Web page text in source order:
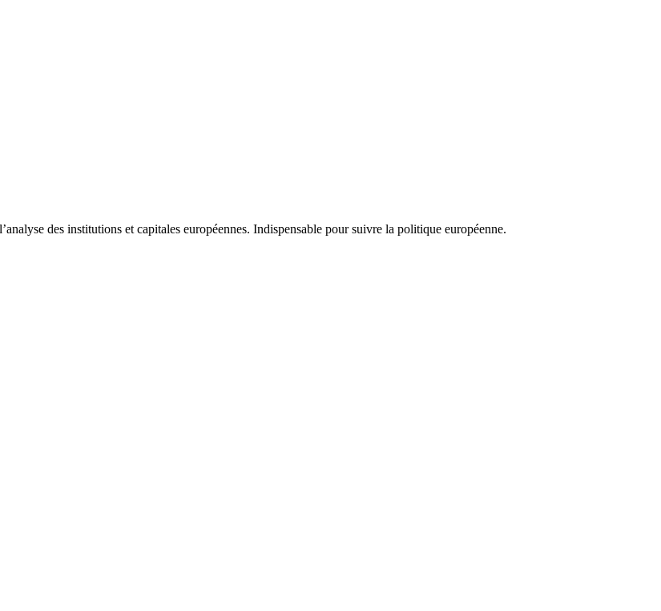
des institutions et capitales européennes. Indispensable pour suivre la politique européenne.